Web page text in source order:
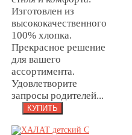
Изготовлен из
высококачественного
100% хлопка.
Прекрасное решение
для вашего
ассортимента.
Удовлетворите
запросы родителей...